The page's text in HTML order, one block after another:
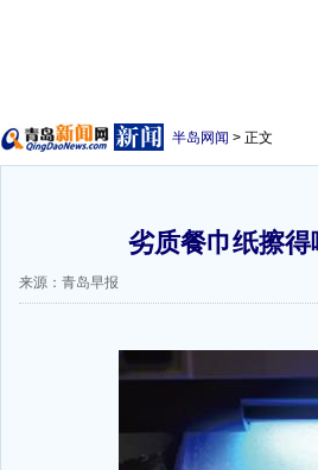
半岛网闻 > 正文
劣质餐巾纸擦
来源：青岛早报